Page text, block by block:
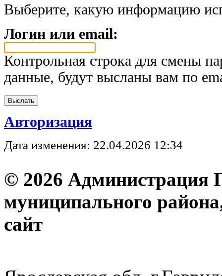
Выберите, какую информацию
Логин или email:
Контрольная строка для смены
данные, будут высланы вам по
Авторизация
Дата изменения: 22.04.2026 12:34
© 2026 Администрация
муниципального